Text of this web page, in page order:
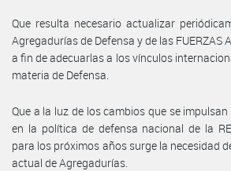
Que resulta necesario actualizar
Agregadurías de Defensa y de las FUERZAS
a fin de adecuarlas a los vínculos
materia de Defensa.
Que a la luz de los cambios que se
en la política de defensa nacional de la
para los próximos años surge la necesidad
actual de Agregadurías.